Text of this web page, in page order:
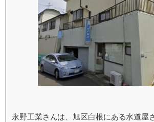
永野工業さんは、旭区白根にある水道屋